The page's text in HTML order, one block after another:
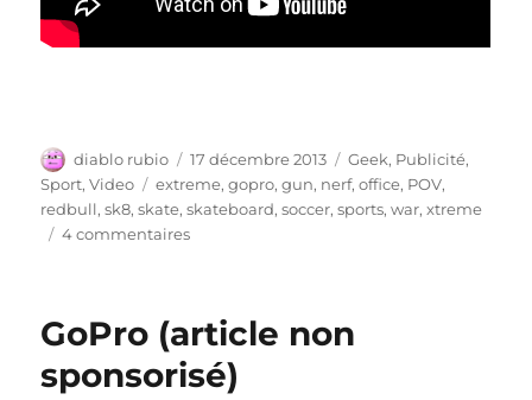
Auteur
diablo rubio
Publié
le
17 décembre 2013 Catégories
Geek, Publicité,
Sport,Video Étiquettes
extreme,gopro,gun, nerf,office, POV,
redbull,sk8,skate,skateboard,soccer,sports,war,xtreme
4 commentairessur
GoPro (article non
sponsorisé)